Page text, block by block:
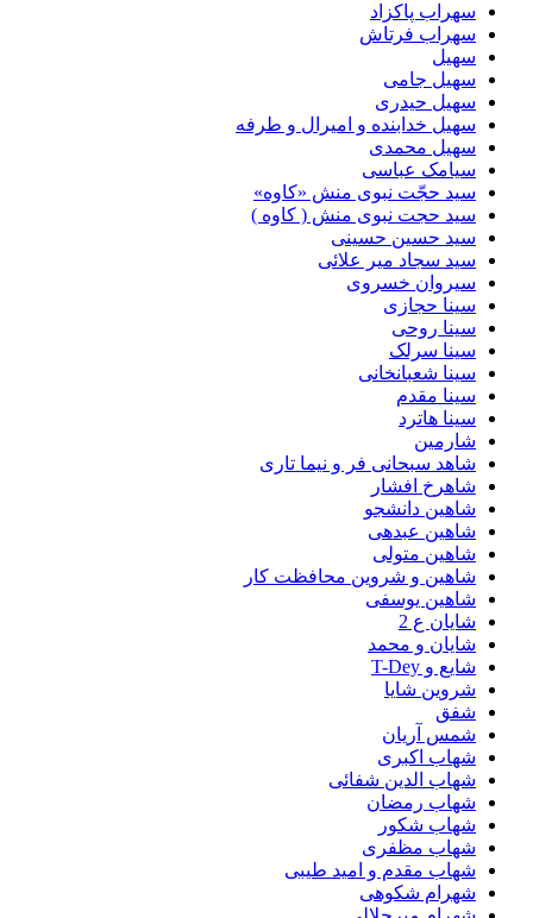
سهراب پاکزاد
سهراب فرتاش
سهیل
سهیل جامی
سهیل حیدری
سهیل خدابنده و امیرال و طرفه
سهیل محمدی
سیامک عباسی
سید حجّت نبوی منش «کاوه»
سید حجت نبوی منش ( کاوه )
سید حسین حسینى
سید سجاد میر علائی
سیروان خسروی
سینا حجازی
سینا روحی
سینا سرلک
سینا شعبانخانی
سینا مقدم
سینا هاترد
شارمین
شاهد سبحانی فر و نیما تاری
شاهرخ افشار
شاهین دانشجو
شاهین عبدهی
شاهین متولی
شاهین و شروین محافظت کار
شاهین یوسفی
شایان ع 2
شایان و محمد
شایع و T-Dey
شروین شایا
شفق
شمس آریان
شهاب اکبری
شهاب الدین شفائی
شهاب رمضان
شهاب شکور
شهاب مظفری
شهاب مقدم و امید طیبی
شهرام شکوهی